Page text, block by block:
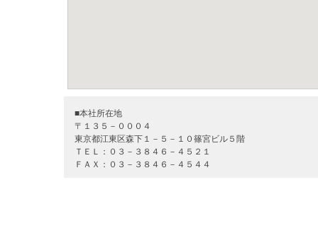
■本社所在地
〒１３５－０００４
東京都江東区森下１－５－１０篠宮ビル５階
ＴＥＬ：０３－３８４６－４５２１
ＦＡＸ：０３－３８４６－４５４４